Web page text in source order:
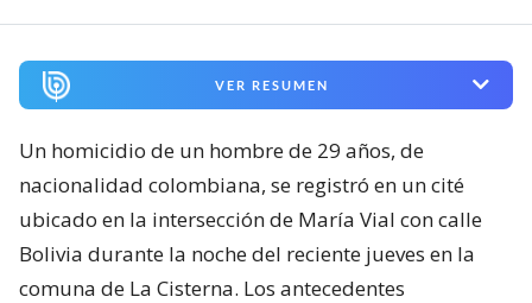
VER RESUMEN
Un homicidio de un hombre de 29 años, de
nacionalidad colombiana, se registró en un cité
ubicado en la intersección de María Vial con calle
Bolivia durante la noche del reciente jueves en la
comuna de La Cisterna. Los antecedentes